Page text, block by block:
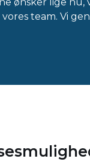
team. Vi